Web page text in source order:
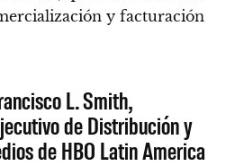
y facturación
L. Smith,
de Distribución y
de HBO Latin America